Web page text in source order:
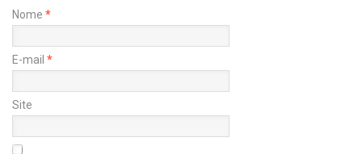
Nome *
E-mail *
Site